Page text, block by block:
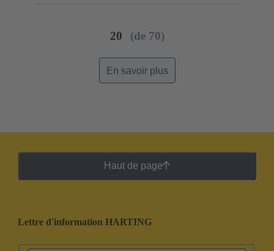
20 (de 70)
En savoir plus
Haut de page
Lettre d'information HARTING